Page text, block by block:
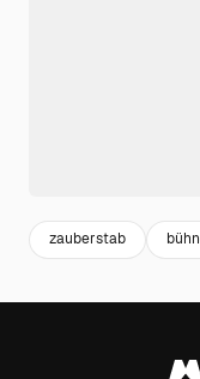
zauberstab